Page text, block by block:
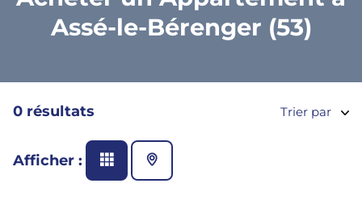
Assé-le-Bérenger (53)
0 résultats Trier par
Afficher :